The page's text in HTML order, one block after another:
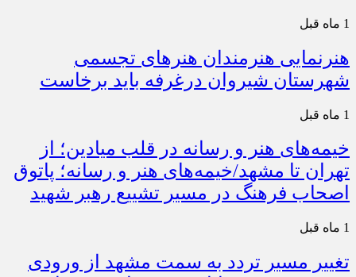
1 ماه قبل
هنرنمایی هنرمندان هنرهای تجسمی
شهرستان شیروان درغرفه باید برخاست
1 ماه قبل
خیمه‌های هنر و رسانه در قلب میادین؛ از
تهران تا مشهد/خیمه‌های هنر و رسانه؛ پاتوق
اصحاب فرهنگ در مسیر تشییع رهبر شهید
1 ماه قبل
تغییر مسیر تردد به سمت مشهد از ورودی